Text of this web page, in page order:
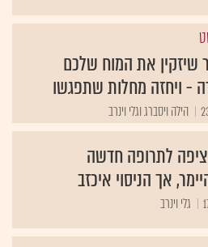
שיזקין את המוח שלכם
- ויחזה מחלות שתפגשו
הילה ויסברג וגלי וינרב
לתרופה חדשה
אך הניסוי איכזב
גלי וינרב